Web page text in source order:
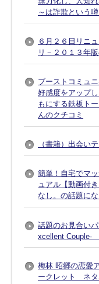
～は詐欺という
６月２６日リニ
リ－２０１３年
ブーストコミュ
好感度をアップ
もにする鉄板ト
んのクチコミ
（書籍）出会い
簡単！自宅でマ
ュアル【動画付
なし。の話題に
話題のお見合い
xcellent Couple-
梅林 昭郷の恋愛
ークレット ネタ